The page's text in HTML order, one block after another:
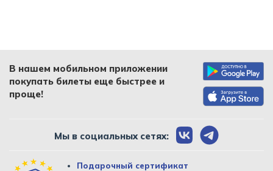
В нашем мобильном приложении
покупать билеты еще быстрее и
проще!
Мы в социальных сетях:
Подарочный сертификат